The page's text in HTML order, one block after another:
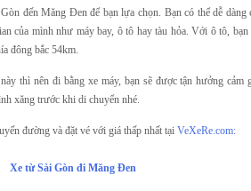
đến Măng Đen để bạn lựa chọn. Bạn có thể dễ dàng
của mình như máy bay, ô tô hay tàu hỏa. Với ô tô,
đông bắc 54km.
thì nên đi bằng xe máy, bạn sẽ được tận hưởng cảm
xăng trước khi di chuyển nhé.
đường và đặt vé với giá thấp nhất tại VeXeRe.com:
Xe từ Sài Gòn đi Măng Đen